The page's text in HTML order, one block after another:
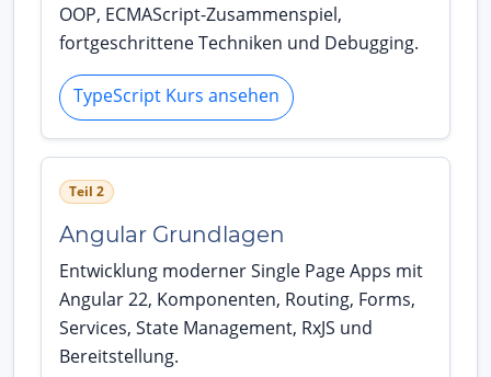
OOP, ECMAScript-Zusammenspiel,
fortgeschrittene Techniken und Debugging.
TypeScript Kurs ansehen
Teil 2
Angular Grundlagen
Entwicklung moderner Single Page Apps mit
Angular 22, Komponenten, Routing, Forms,
Services, State Management, RxJS und
Bereitstellung.